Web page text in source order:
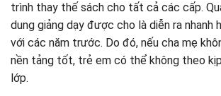
trình thay thế sách cho tất cả các cấp.
dung giảng dạy được cho là diễn ra nhanh
với các năm trước. Do đó, nếu cha mẹ
nền tảng tốt, trẻ em có thể không theo
lớp.